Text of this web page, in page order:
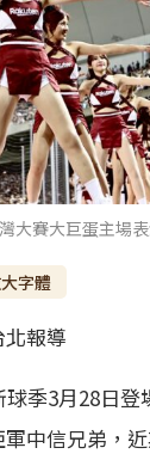
大賽大巨蛋主場表
字體
報導
季3月28日
中信兄弟，